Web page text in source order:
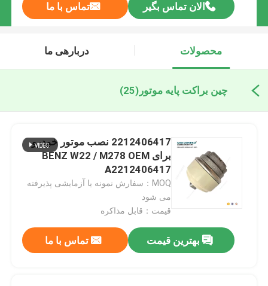
الان تماس بگیر تماس با ما
محصولات دربارهی ما
چین براکت پایه موتور (25)
2212406417 نصب موتور خودرو
برای BENZ W22 / M278 OEM
A2212406417
MOQ：سفارش نمونه یا آزمایشی پذیرفته
می شود
قیمت：قابل مذاکره
بهترین قیمت تماس با ما